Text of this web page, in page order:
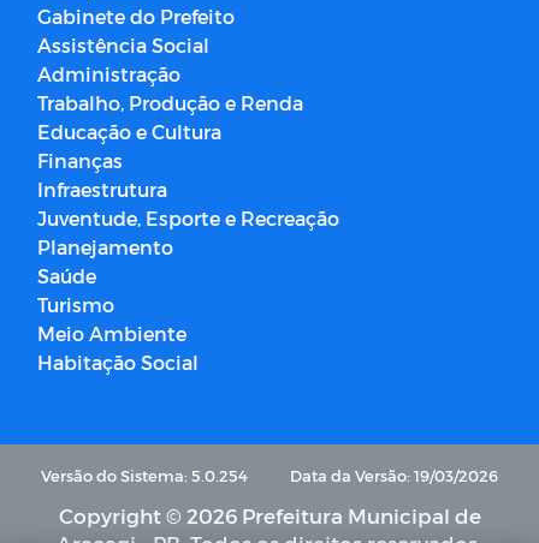
Gabinete do Prefeito
Assistência Social
Administração
Trabalho, Produção e Renda
Educação e Cultura
Finanças
Infraestrutura
Juventude, Esporte e Recreação
Planejamento
Saúde
Turismo
Meio Ambiente
Habitação Social
Versão do Sistema: 5.0.254 Data da Versão: 19/03/2026
Copyright © 2026 Prefeitura Municipal de